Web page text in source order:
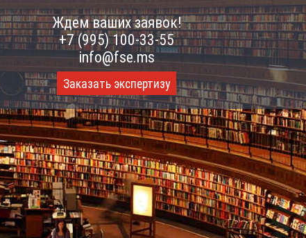
Ждем ваших заявок!
+7 (995) 100-33-55
info@fse.ms
Заказать экспертизу